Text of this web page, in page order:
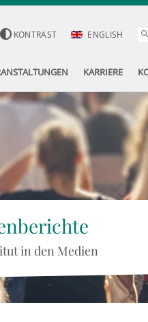
KONTRAST ENGLISH
KARRIERE
in den Medien